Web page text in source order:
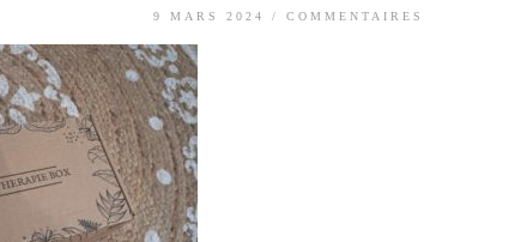
9 MARS 2024 / COMMENTAIRES